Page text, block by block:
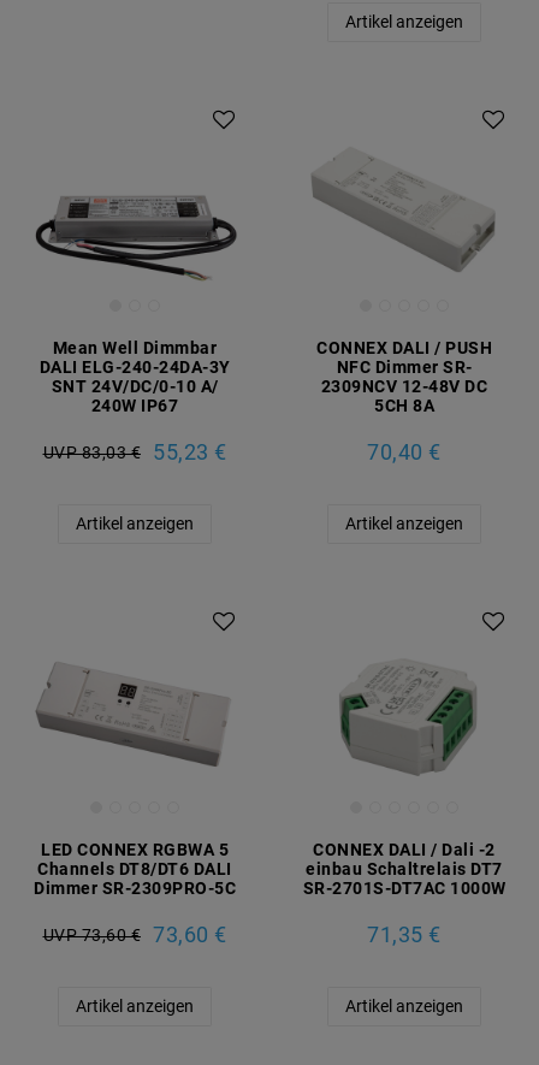
Artikel anzeigen
Mean Well Dimmbar
DALI ELG-240-24DA-3Y
SNT 24V/DC/0-10 A/
240W IP67
UVP 83,03 € 55,23 €
Artikel anzeigen
CONNEX DALI / PUSH
NFC Dimmer SR-
2309NCV 12-48V DC
5CH 8A
70,40 €
Artikel anzeigen
LED CONNEX RGBWA 5
Channels DT8/DT6 DALI
Dimmer SR-2309PRO-5C
UVP 73,60 € 73,60 €
Artikel anzeigen
CONNEX DALI / Dali -2
einbau Schaltrelais DT7
SR-2701S-DT7AC 1000W
71,35 €
Artikel anzeigen